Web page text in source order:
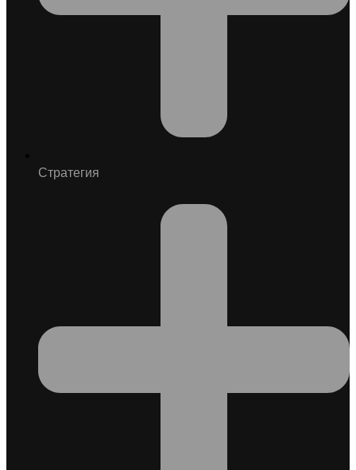
Стратегия